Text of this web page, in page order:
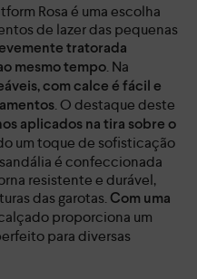
Rosa é uma escolha
de lazer das pequenas
tratorada
mesmo tempo. Na
com calce é fácil e
. O destaque deste
aplicados na tira sobre o
um toque de sofisticação
é confeccionada
resistente e durável,
das garotas. Com uma
proporciona um
para diversas